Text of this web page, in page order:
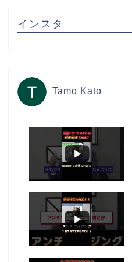
インスタ
Tamo Kato